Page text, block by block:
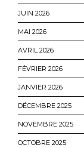
JUIN 2026
MAI 2026
AVRIL 2026
FÉVRIER 2026
JANVIER 2026
DÉCEMBRE 2025
NOVEMBRE 2025
OCTOBRE 2025